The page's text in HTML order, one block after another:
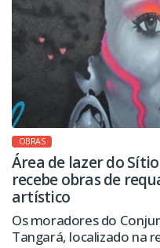
OBRAS
Área de lazer do
recebe obras de
artístico
Os moradores do
Tangará, localizado na